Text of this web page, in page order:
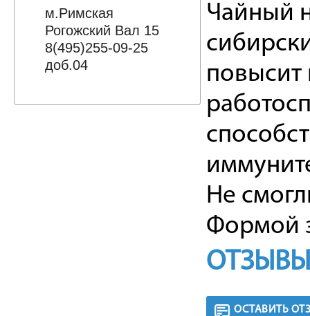
м.Римская
Рогожский Вал 15
8(495)255-09-25
доб.04
Чайный
повысит
Не
Формой
ОСТАВИТЬ